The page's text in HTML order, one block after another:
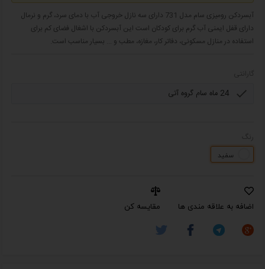
آبسردکن رومیزی سام مدل 731 دارای سه نازل خروجی آب با دمای سرد، گرم و نرمال
دارای قفل ایمنی آب گرم برای کودکان است این آبسردکن با اشغال فضای کم برای
استفاده در منازل مسکونی، دفاتر کار، مغازه، مطب و ... بسیار مناسب است.
سفید
اضافه به علاقه مندی ها مقایسه کن